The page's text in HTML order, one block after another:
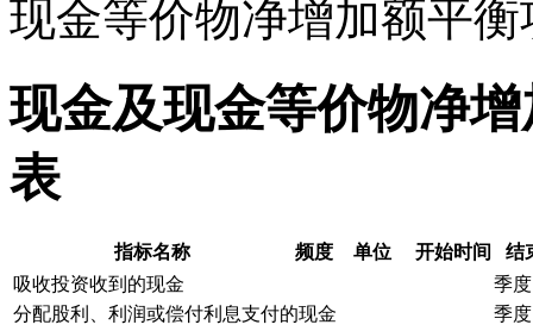
现金等价物净增加额平衡
现金及现金等价物净
表
指标名称 频度 单位 开始时间
结
吸收投资收到的现金
季度
分配股利、利润或偿付利息支付的现金
季度